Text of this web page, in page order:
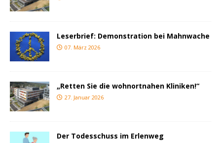
Leserbrief: Demonstration bei Mahnwache
07. März 2026
„Retten Sie die wohnortnahen Kliniken!“
27. Januar 2026
Der Todesschuss im Erlenweg